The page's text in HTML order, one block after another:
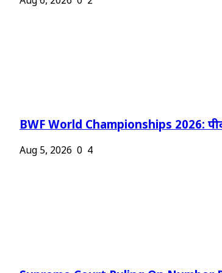
BWF World Championships 2026:
Aug 5, 2026 0 4